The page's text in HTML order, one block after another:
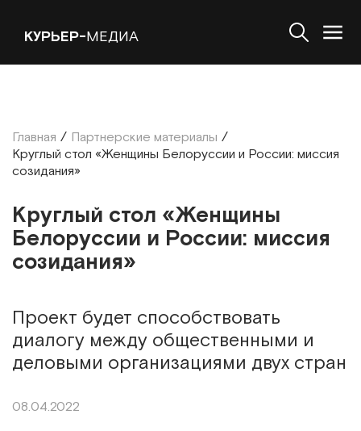
КУРЬЕР-МЕДИА
Главная / Партнерские материалы /
Круглый стол «Женщины Белоруссии и России: миссия
созидания»
Круглый стол «Женщины
Белоруссии и России: миссия
созидания»
Проект будет способствовать
диалогу между общественными и
деловыми организациями двух стран
08.04.2022